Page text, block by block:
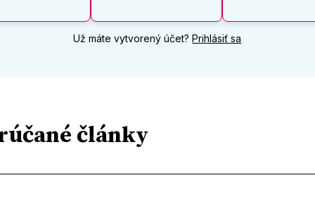
Už máte vytvorený účet?Prihlásiť sa
články